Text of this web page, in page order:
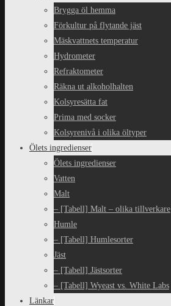
Brygga öl hemma
Förkultur på flytande jäst
Mäskvattnets temperatur
Hydrometer
Refraktometer
Räkna ut alkoholhalten
Kolsyresätta fat
Prima med socker
Kolsyrenivå i olika öltyper
Ölets ingredienser
Ölets ingredienser
Vatten
Malt
– [Tabell] Malt – olika tillverkare
Humle
– [Tabell] Humlesorter
Jäst
– [Tabell] Jästsorter
– [Tabell] Wyeast vs. White Labs
Länkar